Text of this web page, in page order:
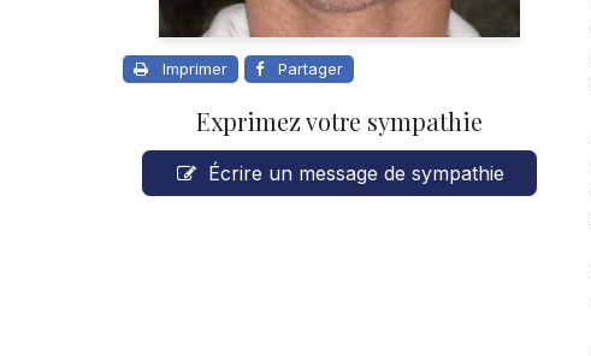
Imprimer Partager
Exprimez votre sympathie
Écrire un message de sympathie